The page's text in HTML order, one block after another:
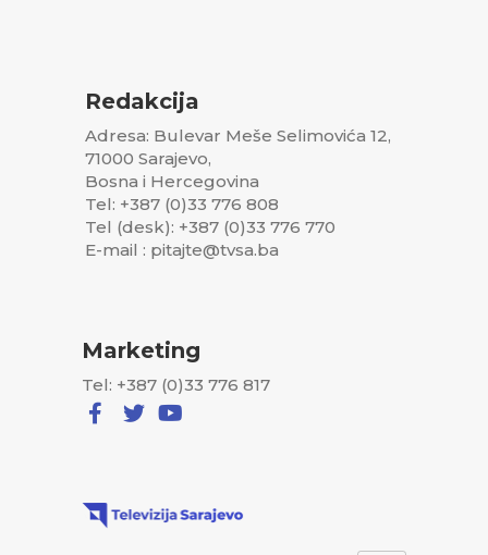
Redakcija
Adresa: Bulevar Meše Selimovića 12,
71000 Sarajevo,
Bosna i Hercegovina
Tel: +387 (0)33 776 808
Tel (desk): +387 (0)33 776 770
E-mail : pitajte@tvsa.ba
Marketing
Tel: +387 (0)33 776 817